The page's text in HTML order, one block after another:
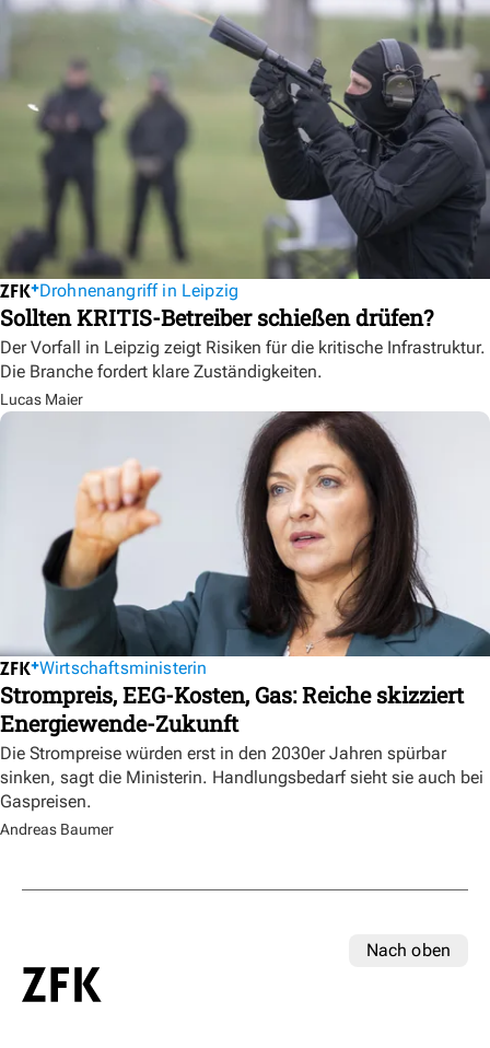
Drohnenangriff in Leipzig
Sollten KRITIS-Betreiber schießen drüfen?
Der Vorfall in Leipzig zeigt Risiken für die kritische Infrastruktur.
Die Branche fordert klare Zuständigkeiten.
Lucas Maier
Wirtschaftsministerin
Strompreis, EEG-Kosten, Gas: Reiche skizziert
Energiewende-Zukunft
Die Strompreise würden erst in den 2030er Jahren spürbar
sinken, sagt die Ministerin. Handlungsbedarf sieht sie auch bei
Gaspreisen.
Andreas Baumer
Nach oben